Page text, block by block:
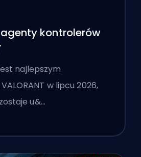
kontrolerów
najlepszym
w lipcu 2026,
u&…